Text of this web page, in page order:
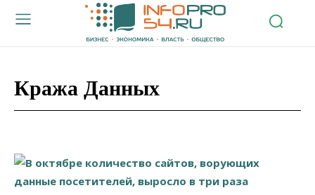
Кража Данных